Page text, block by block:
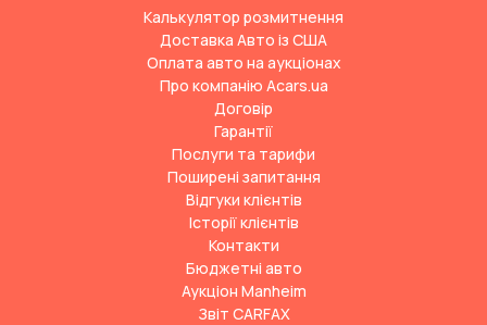
Калькулятор розмитнення
Доставка Авто із США
Оплата авто на аукціонах
Про компанію Acars.ua
Договір
Гарантії
Послуги та тарифи
Поширені запитання
Відгуки клієнтів
Історії клієнтів
Контакти
Бюджетні авто
Аукціон Manheim
Звіт CARFAX